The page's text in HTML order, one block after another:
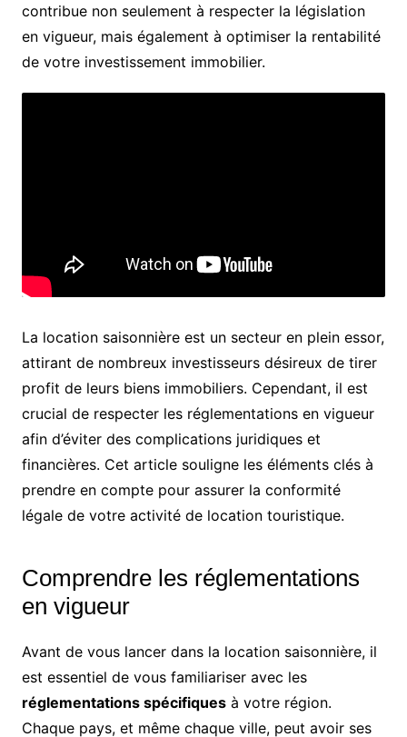
contribue non seulement à respecter la législation
en vigueur, mais également à optimiser la rentabilité
de votre investissement immobilier.
La location saisonnière est un secteur en plein essor,
attirant de nombreux investisseurs désireux de tirer
profit de leurs biens immobiliers. Cependant, il est
crucial de respecter les réglementations en vigueur
afin d’éviter des complications juridiques et
financières. Cet article souligne les éléments clés à
prendre en compte pour assurer la conformité
légale de votre activité de location touristique.
Comprendre les réglementations
en vigueur
Avant de vous lancer dans la location saisonnière, il
est essentiel de vous familiariser avec les
réglementations spécifiquesà votre région.
Chaque pays, et même chaque ville, peut avoir ses